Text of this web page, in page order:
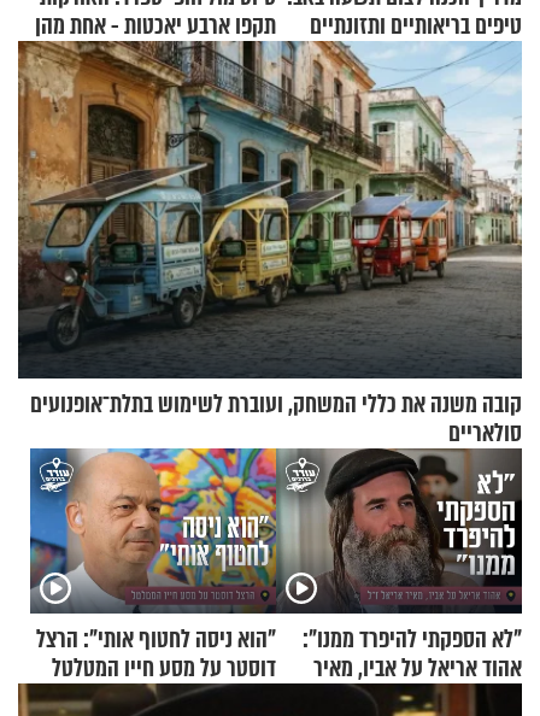
טיפים בריאותיים ותזונתיים
לשמירה על הגוף
תקפו ארבע יאכטות - אחת מהן
טבעה
קובה משנה את כללי המשחק, ועוברת לשימוש בתלת־אופנועים
סולאריים
"לא הספקתי להיפרד ממנו":
אהוד אריאל על אביו, מאיר
אריאל ז"ל
"הוא ניסה לחטוף אותי": הרצל
דוסטר על מסע חייו המטלטל